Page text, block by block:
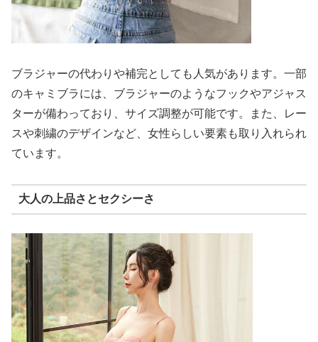
ブラジャーの代わりや補完としても人気があります。一部
のキャミブラには、ブラジャーのようなフックやアジャス
ターが備わっており、サイズ調整が可能です。また、レー
スや刺繍のデザインなど、女性らしい要素も取り入れられ
ています。
大人の上品さとセクシーさ